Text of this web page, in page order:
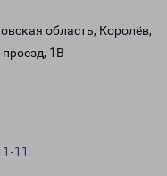
область, Королёв,
1В
11